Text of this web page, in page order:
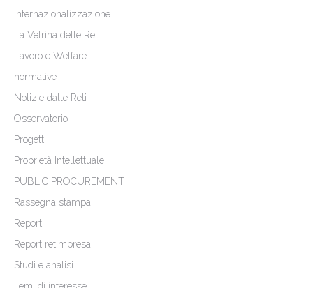
Internazionalizzazione
La Vetrina delle Reti
Lavoro e Welfare
normative
Notizie dalle Reti
Osservatorio
Progetti
Proprietà Intellettuale
PUBLIC PROCUREMENT
Rassegna stampa
Report
Report retImpresa
Studi e analisi